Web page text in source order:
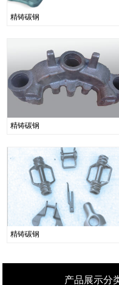
精铸碳钢
精铸碳钢
精铸碳钢
产品展示分